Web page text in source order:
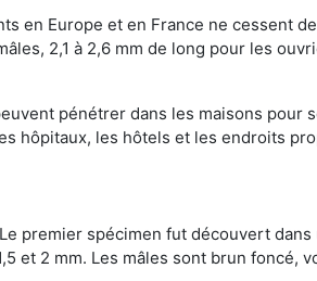
en Europe et en France ne cessent de
2,1 à 2,6 mm de long pour les
pénétrer dans les maisons pour
hôpitaux, les hôtels et les endroits
premier spécimen fut découvert dans
et 2 mm. Les mâles sont brun foncé,